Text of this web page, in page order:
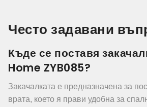
Често задавани
Къде се поставя
Home ZYB085?
Закачалката е предназначена за
врата, което я прави удобна за